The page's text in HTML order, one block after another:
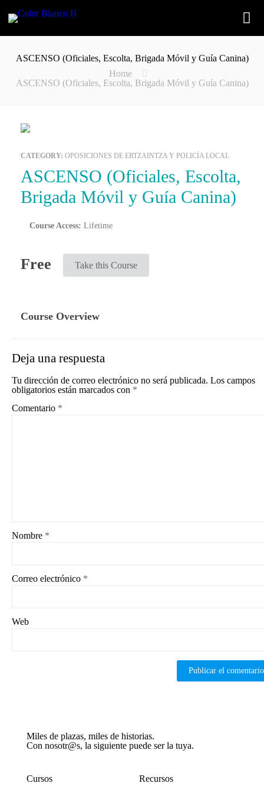
ASCENSO (Oficiales, Escolta, Brigada Móvil y Guía Canina)
Home
ASCENSO (Oficiales, Escolta, Brigada Móvil y Guía Canina)
CATEGORY: OPOSICIONES DE ERTZAINTZA Y POLICÍA LOCAL
ASCENSO (Oficiales, Escolta,
Brigada Móvil y Guía Canina)
Course Access: Lifetime
Free Take this Course
Course Overview
Deja una respuesta
Tu dirección de correo electrónico no será publicada. Los campos
obligatorios están marcados con *
Comentario *
Nombre *
Correo electrónico *
Web
Miles de plazas, miles de historias.
Con nosotr@s, la siguiente puede ser la tuya.
Cursos Recursos